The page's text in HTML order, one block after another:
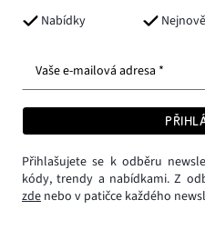
Nabídky
Vaše e-mailová adresa *
Přihlašujete se k odběru
kódy, trendy a nabídkami. Z
zde nebo v patičce každého